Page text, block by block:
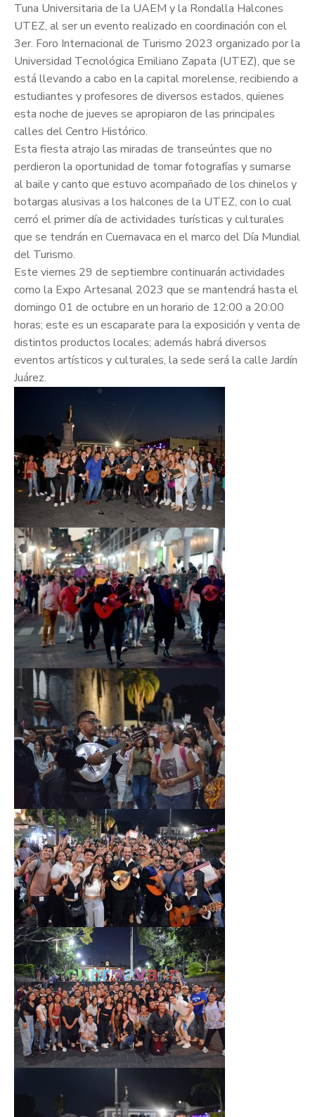
Tuna Universitaria de la UAEM y la Rondalla Halcones
UTEZ, al ser un evento realizado en coordinación con el
3er. Foro Internacional de Turismo 2023 organizado por la
Universidad Tecnológica Emiliano Zapata (UTEZ), que se
está llevando a cabo en la capital morelense, recibiendo a
estudiantes y profesores de diversos estados, quienes
esta noche de jueves se apropiaron de las principales
calles del Centro Histórico.
Esta fiesta atrajo las miradas de transeúntes que no
perdieron la oportunidad de tomar fotografías y sumarse
al baile y canto que estuvo acompañado de los chinelos y
botargas alusivas a los halcones de la UTEZ, con lo cual
cerró el primer día de actividades turísticas y culturales
que se tendrán en Cuernavaca en el marco del Día Mundial
del Turismo.
Este viernes 29 de septiembre continuarán actividades
como la Expo Artesanal 2023 que se mantendrá hasta el
domingo 01 de octubre en un horario de 12:00 a 20:00
horas; este es un escaparate para la exposición y venta de
distintos productos locales; además habrá diversos
eventos artísticos y culturales, la sede será la calle Jardín
Juárez.